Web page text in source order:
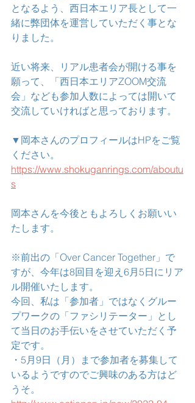
となるよう、西日本エリア長として一
緒に弊団体を運営していただく事とな
りました。
近い将来、リアル患者会が開ける事を
願って、「西日本エリアZOOM交流
会」なども参加人数によっては開いて
交流していければと思っております。
▼岡本さんのプロフィールはHPをご覧
ください。
https://www.shokuganrings.com/aboutu
s
岡本さんを今後ともよろしくお願いい
たします。
※前出の「Over Cancer Together」で
すが、今年は8回目を迎え6月5日にリア
ル開催いたします。
今回、私は「参加者」ではなくグルー
プワークの「ファシリテーター」とし
て当日のお手伝いをさせていただく予
定です。
・5月9日（月）まで参加者を募集して
いるようですのでご興味のある方はど
うそ。